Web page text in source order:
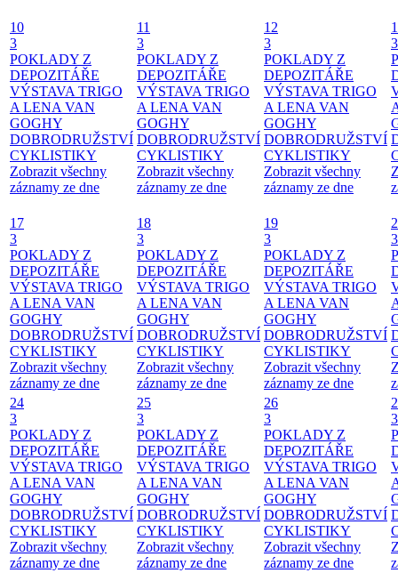
10
3
POKLADY Z
DEPOZITÁŘE
VÝSTAVA TRIGO
A LENA VAN
GOGHY
DOBRODRUŽSTVÍ
CYKLISTIKY
Zobrazit všechny
záznamy ze dne
11
3
POKLADY Z
DEPOZITÁŘE
VÝSTAVA TRIGO
A LENA VAN
GOGHY
DOBRODRUŽSTVÍ
CYKLISTIKY
Zobrazit všechny
záznamy ze dne
12
3
POKLADY Z
DEPOZITÁŘE
VÝSTAVA TRIGO
A LENA VAN
GOGHY
DOBRODRUŽSTVÍ
CYKLISTIKY
Zobrazit všechny
záznamy ze dne
3
17
3
POKLADY Z
DEPOZITÁŘE
VÝSTAVA TRIGO
A LENA VAN
GOGHY
DOBRODRUŽSTVÍ
CYKLISTIKY
Zobrazit všechny
záznamy ze dne
18
3
POKLADY Z
DEPOZITÁŘE
VÝSTAVA TRIGO
A LENA VAN
GOGHY
DOBRODRUŽSTVÍ
CYKLISTIKY
Zobrazit všechny
záznamy ze dne
19
3
POKLADY Z
DEPOZITÁŘE
VÝSTAVA TRIGO
A LENA VAN
GOGHY
DOBRODRUŽSTVÍ
CYKLISTIKY
Zobrazit všechny
záznamy ze dne
3
24
3
POKLADY Z
DEPOZITÁŘE
VÝSTAVA TRIGO
A LENA VAN
GOGHY
DOBRODRUŽSTVÍ
CYKLISTIKY
Zobrazit všechny
záznamy ze dne
25
3
POKLADY Z
DEPOZITÁŘE
VÝSTAVA TRIGO
A LENA VAN
GOGHY
DOBRODRUŽSTVÍ
CYKLISTIKY
Zobrazit všechny
záznamy ze dne
26
3
POKLADY Z
DEPOZITÁŘE
VÝSTAVA TRIGO
A LENA VAN
GOGHY
DOBRODRUŽSTVÍ
CYKLISTIKY
Zobrazit všechny
záznamy ze dne
3